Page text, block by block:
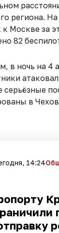
региона.
к Москве за
82
в ночь на 4
серьёзные
в
14:24